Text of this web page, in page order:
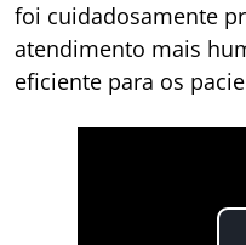
foi cuidadosamente
atendimento mais
eficiente para os